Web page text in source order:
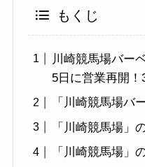
もくじ
川崎競馬場バー
5日に営業再開
「川崎競馬場バ
「川崎競馬場」
「川崎競馬場」